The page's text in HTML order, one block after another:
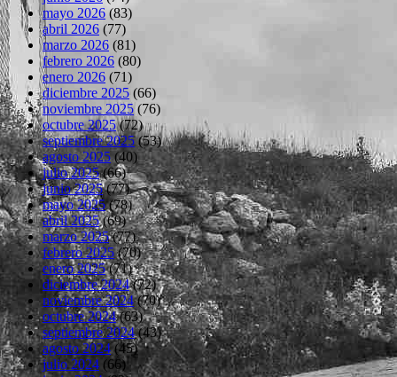
mayo 2026 (83)
abril 2026 (77)
marzo 2026 (81)
febrero 2026 (80)
enero 2026 (71)
diciembre 2025 (66)
noviembre 2025 (76)
octubre 2025(72)
septiembre 2025(53)
agosto 2025(40)
julio 2025(66)
junio 2025(77)
mayo 2025(78)
abril 2025(69)
marzo 2025(77)
febrero 2025(70)
enero 2025(71)
diciembre 2024(72)
noviembre 2024(70)
octubre 2024(63)
septiembre 2024(43)
agosto 2024(45)
julio 2024 (66)